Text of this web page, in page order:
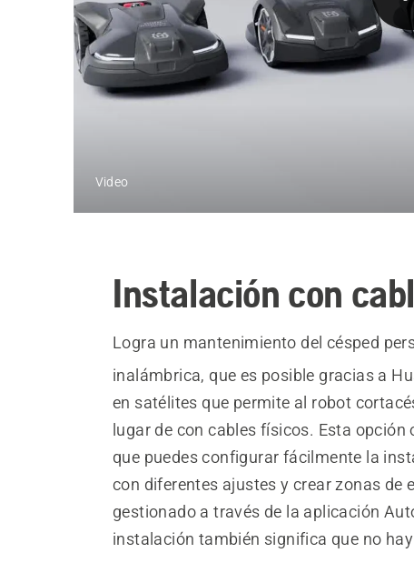
Video
Instalación con
Logra un mantenimiento del césped
inalámbrica, que es posible gracias a
en satélites que permite al robot
lugar de con cables físicos. Esta
que puedes configurar fácilmente la
con diferentes ajustes y crear zonas
gestionado a través de la aplicación
instalación también significa que no